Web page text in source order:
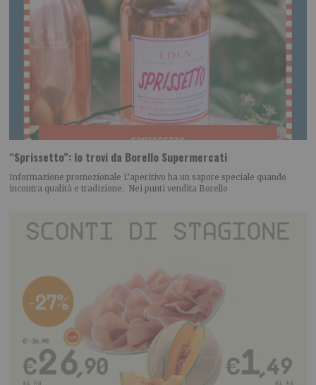
“Sprissetto”: lo trovi da Borello Supermercati
Informazione promozionale L’aperitivo ha un sapore speciale quando
incontra qualità e tradizione. Nei punti vendita Borello